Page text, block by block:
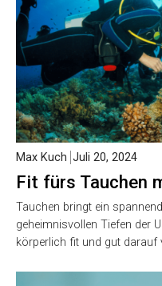
Fit fürs Tauchen
Max Kuch Juli 20, 2024
Tauchen bringt ein
geheimnisvollen Tiefen der
körperlich fit und gut darauf